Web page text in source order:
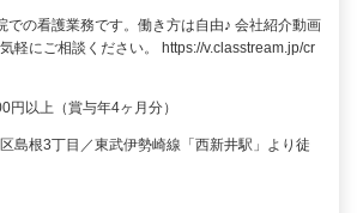
での看護業務です。働き方は自由♪ 会社紹介動画
軽にご相談ください。 https://v.classtream.jp/cr
円以上（賞与年4ヶ月分）
島根3丁目／東武伊勢崎線「西新井駅」より徒